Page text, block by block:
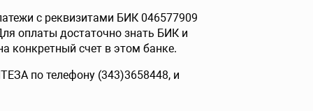
с реквизитами БИК 046577909
оплаты достаточно знать БИК и
конкретный счет в этом банке.
по телефону (343)3658448, и